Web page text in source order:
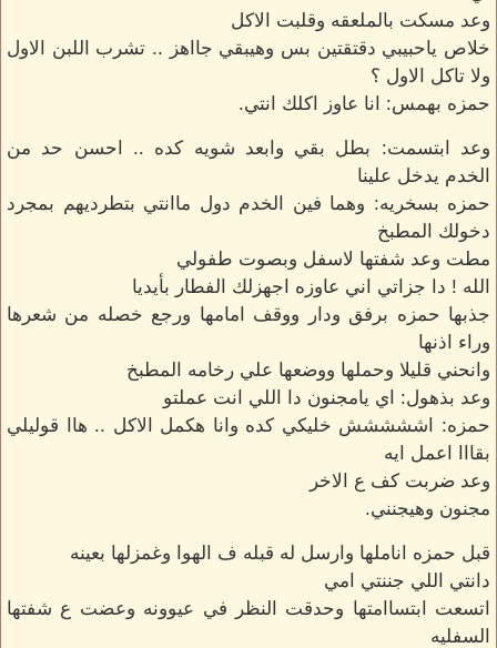
وعد مسكت بالملعقه وقلبت الاكل
خلاص ياحبيبي دقتقتين بس وهيبقي جااهز .. تشرب اللبن الاول
ولا تاكل الاول ؟
حمزه بهمس: انا عاوز اكلك انتي.
وعد ابتسمت: بطل بقي وابعد شويه كده .. احسن حد من
الخدم يدخل علينا
حمزه بسخريه: وهما فين الخدم دول ماانتي بتطرديهم بمجرد
دخولك المطبخ
مطت وعد شفتها لاسفل وبصوت طفولي
الله ! دا جزاتي اني عاوزه اجهزلك الفطار بأيديا
جذبها حمزه برفق ودار ووقف امامها ورجع خصله من شعرها
وراء اذنها
وانحني قليلا وحملها ووضعها علي رخامه المطبخ
وعد بذهول: اي يامجنون دا اللي انت عملتو
حمزه: اششششش خليكي كده وانا هكمل الاكل .. هاا قوليلي
بقااا اعمل ايه
وعد ضربت كف ع الاخر
مجنون وهيجنني.
قبل حمزه اناملها وارسل له قبله ف الهوا وغمزلها بعينه
دانتي اللي جننتي امي
اتسعت ابتساامتها وحدقت النظر في عيوونه وعضت ع شفتها
السفليه